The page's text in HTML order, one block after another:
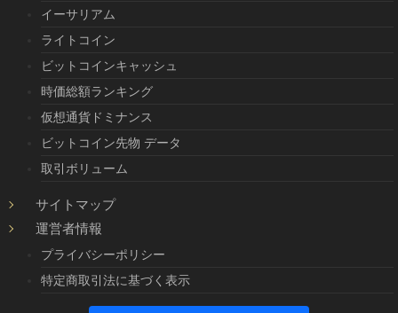
イーサリアム
ライトコイン
ビットコインキャッシュ
時価総額ランキング
仮想通貨ドミナンス
ビットコイン先物 データ
取引ボリューム
サイトマップ
運営者情報
プライバシーポリシー
特定商取引法に基づく表示